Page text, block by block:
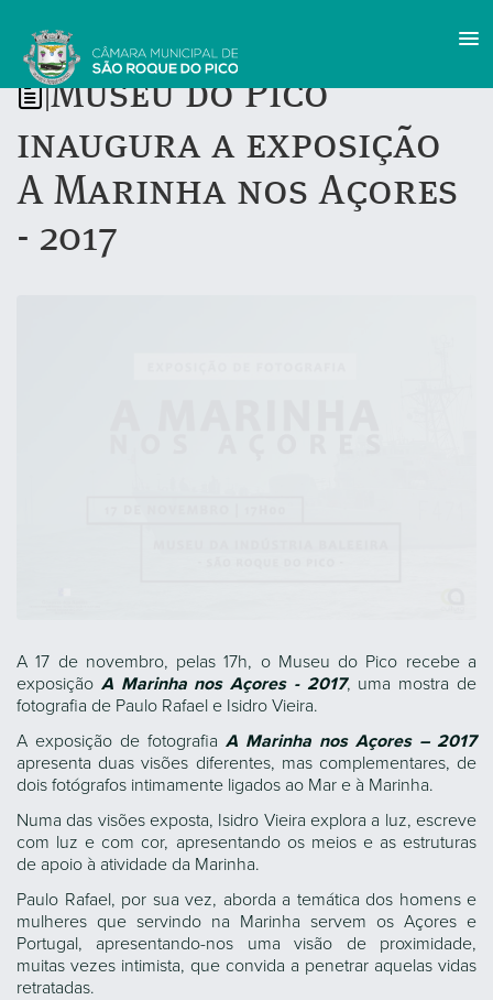
Museu do Pico
inaugura a exposição
A Marinha nos Açores
- 2017
A 17 de novembro, pelas 17h, o Museu do Pico recebe a
exposição A Marinha nos Açores - 2017, uma mostra de
fotografia de Paulo Rafael e Isidro Vieira.
A exposição de fotografia A Marinha nos Açores – 2017
apresenta duas visões diferentes, mas complementares, de
dois fotógrafos intimamente ligados ao Mar e à Marinha.
Numa das visões exposta, Isidro Vieira explora a luz, escreve
com luz e com cor, apresentando os meios e as estruturas
de apoio à atividade da Marinha.
Paulo Rafael, por sua vez, aborda a temática dos homens e
mulheres que servindo na Marinha servem os Açores e
Portugal, apresentando-nos uma visão de proximidade,
muitas vezes intimista, que convida a penetrar aquelas vidas
retratadas.